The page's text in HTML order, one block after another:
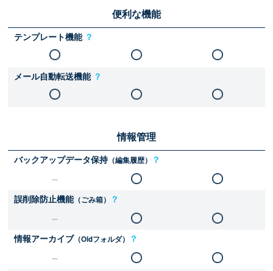
便利な機能
テンプレート機能 ？
メール自動転送機能 ？
情報管理
バックアップデータ保持（編集履歴） ？
誤削除防止機能（ごみ箱） ？
情報アーカイブ（Oldフォルダ） ？